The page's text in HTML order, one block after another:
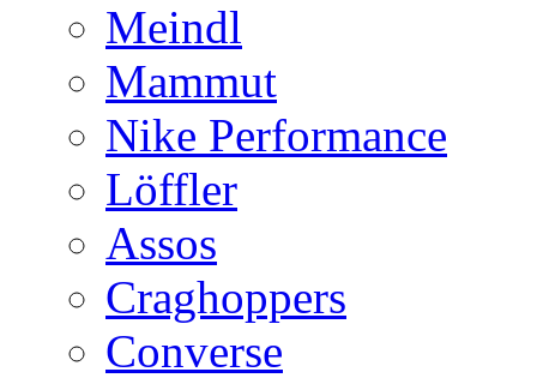
Meindl
Mammut
Nike Performance
Löffler
Assos
Craghoppers
Converse